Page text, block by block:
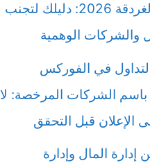
رحلات الغردقة 2026: دليلك لتجنب
والشركات الوهمية
في الفوركس
الشركات المرخصة: لا
الإعلان قبل التحقق
إدارة المال وإدارة